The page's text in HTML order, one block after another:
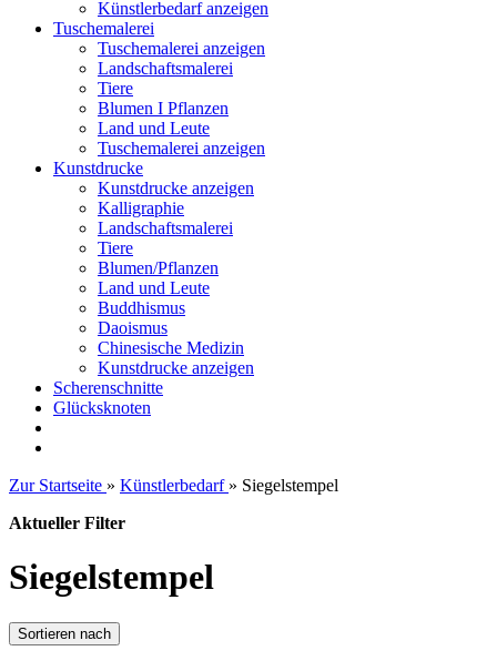
Künstlerbedarf anzeigen
Tuschemalerei
Tuschemalerei anzeigen
Landschaftsmalerei
Tiere
Blumen I Pflanzen
Land und Leute
Tuschemalerei anzeigen
Kunstdrucke
Kunstdrucke anzeigen
Kalligraphie
Landschaftsmalerei
Tiere
Blumen/Pflanzen
Land und Leute
Buddhismus
Daoismus
Chinesische Medizin
Kunstdrucke anzeigen
Scherenschnitte
Glücksknoten
Zur Startseite » Künstlerbedarf » Siegelstempel
Aktueller Filter
Siegelstempel
Sortieren nach